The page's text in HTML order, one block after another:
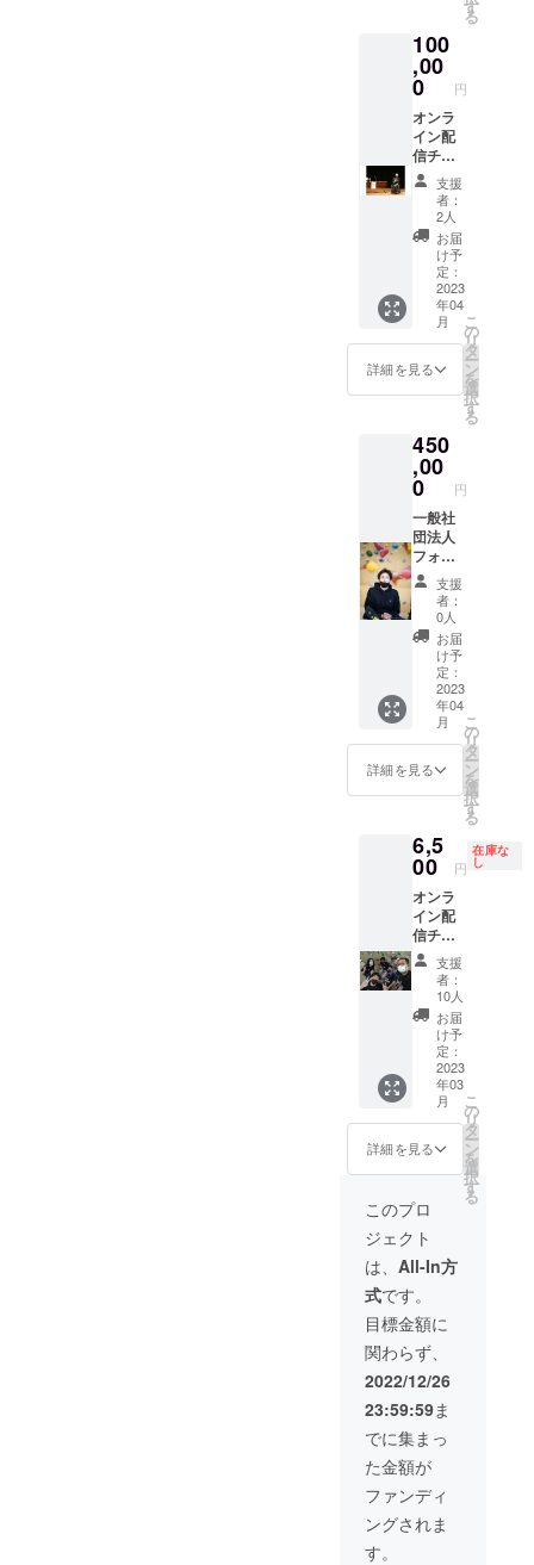
ブサイ
ト
https://l
e-
clos.jp/
shop/sh
op-
mariag
e/ ※食事
代込
み、呑
み放題
※現地ま
での交
通費・
宿泊費
はご負
担くだ
※新型コ
イルス
感染症
予防対
策を行
いま
す。 ※
食事内
容は季
節に合
わせた
内容に
なりま
す。 ※
アレル
ギーや
好き嫌
いがご
ざいま
知らせ
くださ
い。 ※
料理の
写真は
サンプ
ルで
す。当
日同じ
ものが
出ると
は限り
ませ
ん。 ※
招待券
をメー
ルにて
ます。
内秀之
が皆さ
んのお
悩みを
約1時間
オンラ
インで
お聞か
せいた
だきま
す。オ
ンライ
ン会議
システ
ムZoom
を使っ
てあな
ただけ
の相談
会を開
す。 ※
限定10
人 ※日
程は調
整させ
ていた
だきま
す。 オ
ンライ
ン相談
会：60
分 有
効期
限：有
効期限
2023年
3月31日
（最終
有効期
限2023
年4月30
日）
受講日
程はプ
ロジェ
クト終
了後
メール
にて調
整させ
ていた
だきま
す 受
講方法
（オン
ライン
の場
使用す
るツー
ル：オ
ンライ
ン会議
システ
ムZoom
す
る
100
,00
0 円
オンラ
イン配
信チ
ケット
＋講演
会「す
べての
経験が
価値に
る！」
一般社
団法人
フォー
スター
ト理事
内秀之
を講演
会に呼
べる
権。 講
演内容
は、40
年以上
障害の
ある人
間とし
て生き
てき
て、
「大事
にして
いる継
続力」
「前向
きな考
「持続
的健康
法」
「助け
てもら
うプロ
になる
ため
に」な
どの多
様性を
キッカ
ケに出
来上
がった
在り方
のお話
※日程は
調整さ
せてい
ただき
ます。
※現地へ
大内が
お邪魔
させて
いただ
く場
合、別
途交通
費をい
ただき
ます。
※担当者
との打
支援
者：
2人
お届
け予
定：
2023
年04
月
詳細を見る
こ
の
リ
タ
ー
ン
を
選
択
す
る
450
,00
0 円
一般社
団法人
フォー
スター
トの年
間協賛
支援 来
年使用
するT
シャツ
に御
社・個
人のお
名前や
ロゴを
掲載し
①掲載
期間
2023年
4月1日
～2024
年3月31
日 ②掲
載方
法：ロ
ゴ（文
字のみ
も可）
10cm×
縦5cm
程度 T
シャツ
のやり
取りは
メール
で行い
ます。
掲載方
法が文
字のみ
の場
合：
（例）
「※支援
時、必
ず備考
欄に掲
載を希
望され
るお名
支援
者：
0人
お届
け予
定：
2023
年04
月
詳細を見る
こ
の
リ
タ
ー
ン
を
選
択
す
る
6,5
00 円
在庫な
し
オンラ
イン配
信チ
ケット
＋大内
秀之と
一緒に
クライ
ミング
体験 大
阪か京
都の普
段大内
が通っ
ている
クライ
ミング
施設
で、一
緒にク
ライミ
ング体
験しま
せん
か。 ※
日程は
調整さ
せてい
ただき
ます。
（主に
平日夜
か土
日） ※
支援
者：
10人
お届
け予
定：
2023
年03
月
詳細を見る
こ
の
リ
タ
ー
ン
を
選
択
す
る
このプロ
ジェクト
は、 All-In方
式です。
目標金額に
関わらず、
2022/12/26
23:59:59ま
でに集まっ
た金額が
ファンディ
ングされま
す。